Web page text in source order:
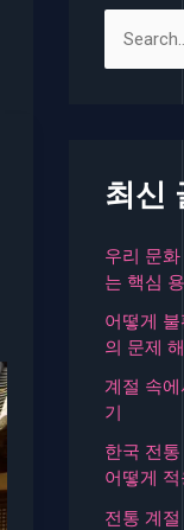
색
최신
우리 문
는 핵심
어떻게
의 문제
계절 속
기
한국 전
어떻게
전통 계